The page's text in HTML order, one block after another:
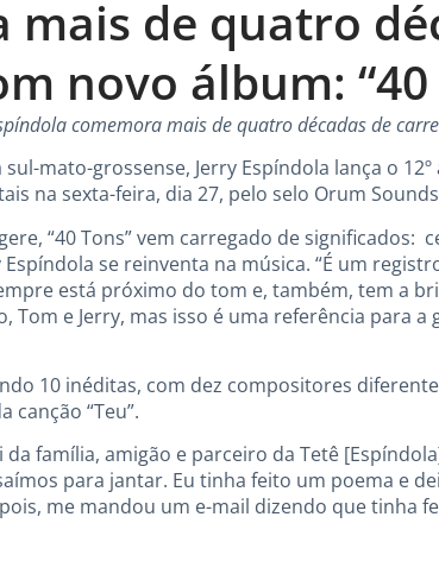
mais de quatro
novo álbum: “40
comemora mais de quatro décadas de
mato-grossense, Jerry Espíndola lança o
na sexta-feira, dia 27, pelo selo Orum
“40 Tons” vem carregado de significados:
se reinventa na música. “É um
está próximo do tom e, também, tem a
Tom e Jerry, mas isso é uma referência para a
10 inéditas, com dez compositores
canção “Teu”.
da família, amigão e parceiro da Tetê
para jantar. Eu tinha feito um poema e
me mandou um e-mail dizendo que tinha